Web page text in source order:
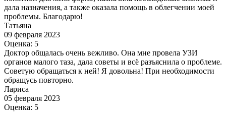
дала назначения, а также оказала помощь в облегчении моей
проблемы. Благодарю!
Татьяна
09 февраля 2023
Оценка: 5
Доктор общалась очень вежливо. Она мне провела УЗИ
органов малого таза, дала советы и всё разъяснила о проблеме.
Советую обращаться к ней! Я довольна! При необходимости
обращусь повторно.
Лариса
05 февраля 2023
Оценка: 5